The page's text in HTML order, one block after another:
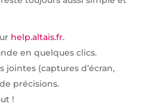
help.altais.fr.
en quelques clics.
jointes (captures d’écran,
précisions.
!